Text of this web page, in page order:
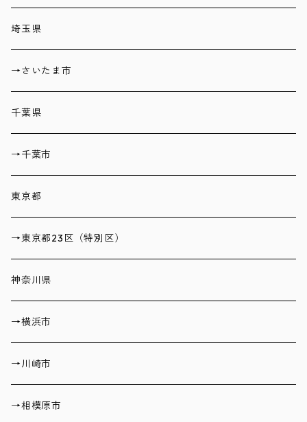
埼玉県
→さいたま市
千葉県
→千葉市
東京都
→東京都23区（特別区）
神奈川県
→横浜市
→川崎市
→相模原市